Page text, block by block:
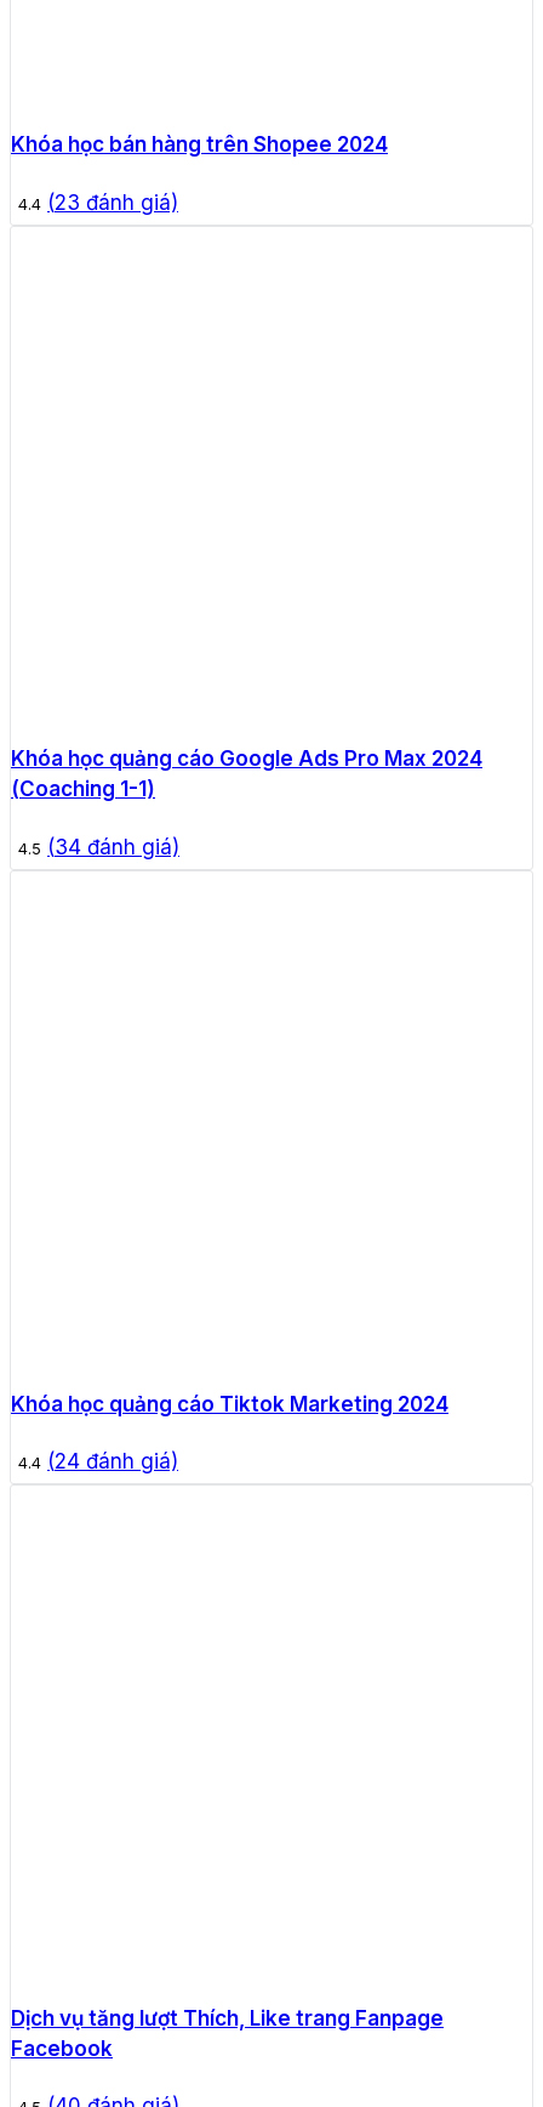
Khóa học bán hàng trên Shopee 2024
4.4 (23 đánh giá)
Khóa học quảng cáo Google Ads Pro Max 2024
(Coaching 1-1)
4.5 (34 đánh giá)
Khóa học quảng cáo Tiktok Marketing 2024
4.4 (24 đánh giá)
Dịch vụ tăng lượt Thích, Like trang Fanpage
Facebook